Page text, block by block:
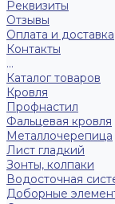
Реквизиты
Отзывы
Оплата и доставка
Контакты
...
Каталог товаров
Кровля
Профнастил
Фальцевая кровля
Металлочерепица
Лист гладкий
Зонты, колпаки
Водосточная
Доборные